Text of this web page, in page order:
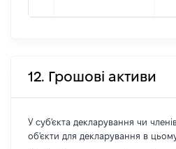
12. Грошові активи
У суб'єкта декларування чи членів
об'єкти для декларування в цьому